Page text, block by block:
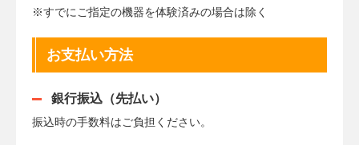
※すでにご指定の機器を体験済みの場合は除く
お支払い方法
銀行振込（先払い）
振込時の手数料はご負担ください。